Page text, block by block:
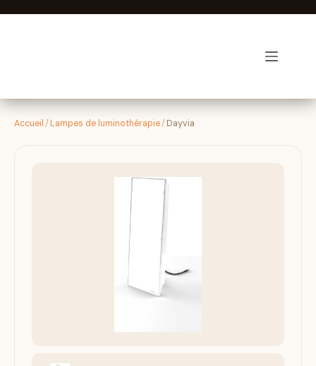
Accueil /Lampes de luminothérapie/Dayvia